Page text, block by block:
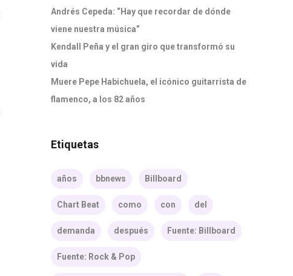
Andrés Cepeda: “Hay que recordar de dónde
viene nuestra música”
Kendall Peña y el gran giro que transformó su
vida
Muere Pepe Habichuela, el icónico guitarrista de
flamenco, a los 82 años
Etiquetas
años bbnews Billboard
Chart Beat como con del
demanda después Fuente: Billboard
Fuente: Rock & Pop